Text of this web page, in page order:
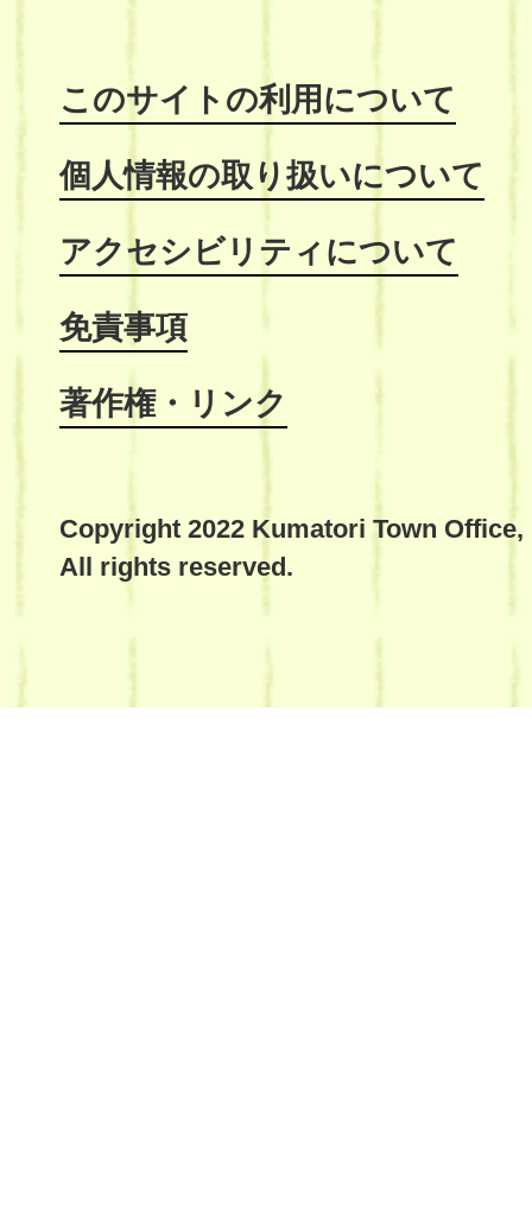
このサイトの利用について
個人情報の取り扱いについて
アクセシビリティについて
免責事項
著作権・リンク
Copyright 2022 Kumatori Town Office,
All rights reserved.